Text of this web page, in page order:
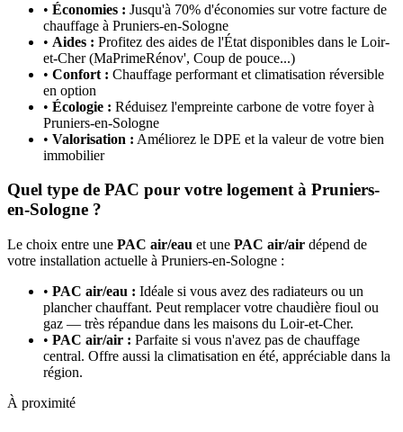
• Économies : Jusqu'à 70% d'économies sur votre facture de
chauffage à Pruniers-en-Sologne
• Aides : Profitez des aides de l'État disponibles dans le Loir-
et-Cher(MaPrimeRénov', Coup de pouce...)
• Confort : Chauffage performant et climatisation réversible
en option
• Écologie : Réduisez l'empreinte carbone de votre foyer à
Pruniers-en-Sologne
• Valorisation : Améliorez le DPE et la valeur de votre bien
immobilier
Quel type de PAC pour votre logement à Pruniers-
en-Sologne ?
Le choix entre une PAC air/eau et une PAC air/air dépend de
votre installation actuelle à Pruniers-en-Sologne :
• PAC air/eau : Idéale si vous avez des radiateurs ou un
plancher chauffant. Peut remplacer votre chaudière fioul ou
gaz — très répandue dans les maisons du Loir-et-Cher.
• PAC air/air : Parfaite si vous n'avez pas de chauffage
central. Offre aussi la climatisation en été, appréciable dans la
région.
À proximité